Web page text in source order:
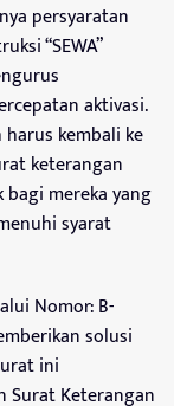
persyaratan
“SEWA”
aktivasi.
kembali ke
keterangan
bagi mereka yang
syarat
Nomor: B-
solusi
ini
Surat Keterangan